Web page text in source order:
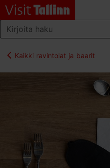
Kaikki ravintolat ja baarit